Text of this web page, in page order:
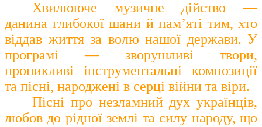
Хвилююче музичне дійство —
данина глибокої шани й пам’яті тим, хто
віддав життя за волю нашої держави. У
програмі — зворушливі твори,
проникливі інструментальні композиції
та пісні, народжені в серці війни та віри.
Пісні про незламний дух українців,
любов до рідної землі та силу народу, що